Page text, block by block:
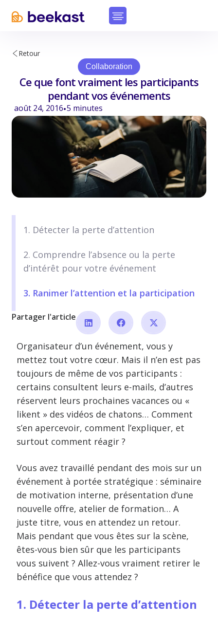
Retour
Collaboration
Ce que font vraiment les participants
pendant vos événements
août 24, 2016•5 minutes
1. Détecter la perte d’attention
2. Comprendre l’absence ou la perte
d’intérêt pour votre événement
3. Ranimer l’attention et la participation
Partager l'article
Organisateur d’un événement, vous y
mettez tout votre cœur. Mais il n’en est pas
toujours de même de vos participants :
certains consultent leurs e-mails, d’autres
réservent leurs prochaines vacances ou «
likent » des vidéos de chatons… Comment
s’en apercevoir, comment l’expliquer, et
surtout comment réagir ?
Vous avez travaillé pendant des mois sur un
événement à portée stratégique : séminaire
de motivation interne, présentation d’une
nouvelle offre, atelier de formation… A
juste titre, vous en attendez un retour.
Mais pendant que vous êtes sur la scène,
êtes-vous bien sûr que les participants
vous suivent ? Allez-vous vraiment retirer le
bénéfice que vous attendez ?
1. Détecter la perte d’attention